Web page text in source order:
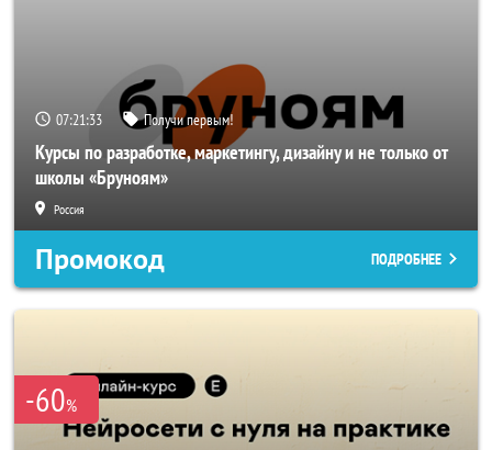
07:21:32 Получи первым!
Курсы по разработке, маркетингу, дизайну и не только от
школы «Бруноям»
Россия
Промокод ПОДРОБНЕЕ
-60%